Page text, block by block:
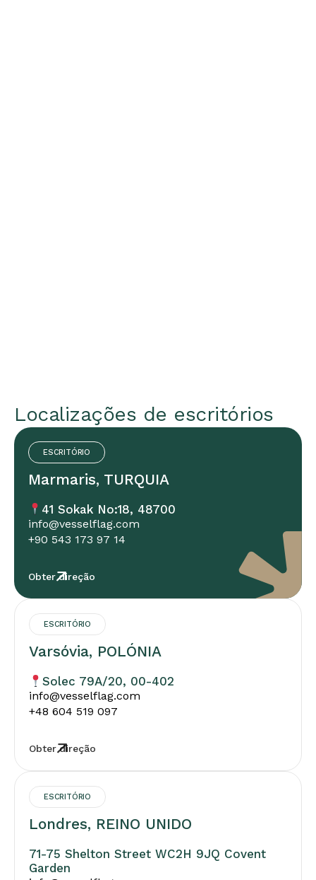
Localizações de escritórios
ESCRITÓRIO
Marmaris, TURQUIA
41 Sokak No:18, 48700
info@vesselflag.com
+90 543 173 97 14
Obter direção
ESCRITÓRIO
Varsóvia, POLÓNIA
Solec 79A/20, 00-402
info@vesselflag.com
+48 604 519 097
Obter direção
ESCRITÓRIO
Londres, REINO UNIDO
71-75 Shelton Street WC2H 9JQ Covent
Garden